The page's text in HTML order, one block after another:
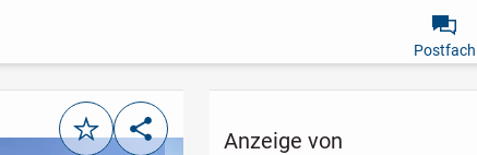
Postfach
MerkenTeilen Anzeige von